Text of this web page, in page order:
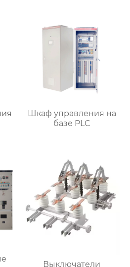
Шкаф управления на
базе PLC
Выключатели